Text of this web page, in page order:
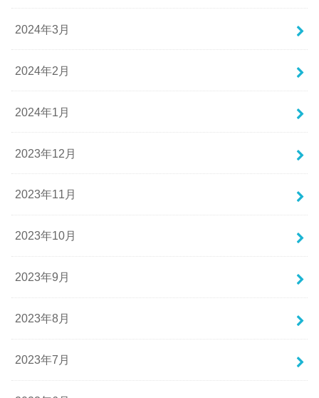
2024年3月
2024年2月
2024年1月
2023年12月
2023年11月
2023年10月
2023年9月
2023年8月
2023年7月